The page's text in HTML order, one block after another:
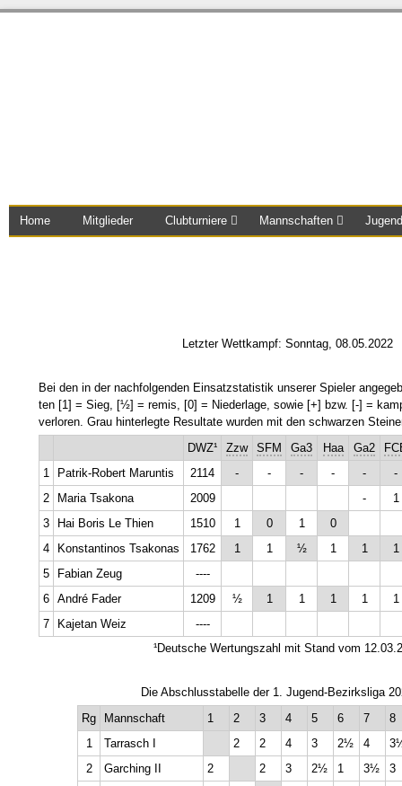
Home Mitglieder Clubturniere Mannschaften Jugend
Letzter Wettkampf: Sonntag, 08.05.2022
Bei den in der nachfolgenden Einsatzstatistik unserer Spieler
ten [1] = Sieg, [½] = remis, [0] = Niederlage, sowie [+] bzw. [-] =
verloren. Grau hinterlegte Resultate wurden mit den schwarzen
DWZ¹
Zzw SFM Ga3 Haa Ga2
1
Patrik-Robert Maruntis 2114 - - - - -
-
2
Maria Tsakona 2009 -
1
3
Hai Boris Le Thien 1510 1 0 1
0
4
Konstantinos Tsakonas 1762 1 1 ½ 1 1
1
5
Fabian Zeug
----
6 André Fader 1209 ½ 1 1 1 1
1
7
Kajetan Weiz
----
¹Deutsche Wertungszahl mit Stand vom
Die Abschlusstabelle der 1. Jugend-Bezirksliga
Rg
Mannschaft 1 2 3 4 5 6 7
8
1
Tarrasch I 2 2 4 3 2½ 4
2
Garching II 2 2 3 2½ 1 3½
3